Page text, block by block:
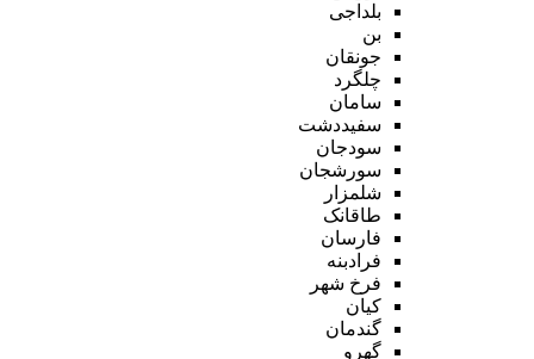
بلداجی
بن
جونقان
چلگرد
سامان
سفیددشت
سودجان
سورشجان
شلمزار
طاقانک
فارسان
فرادبنه
فرخ شهر
کیان
گندمان
گهرو